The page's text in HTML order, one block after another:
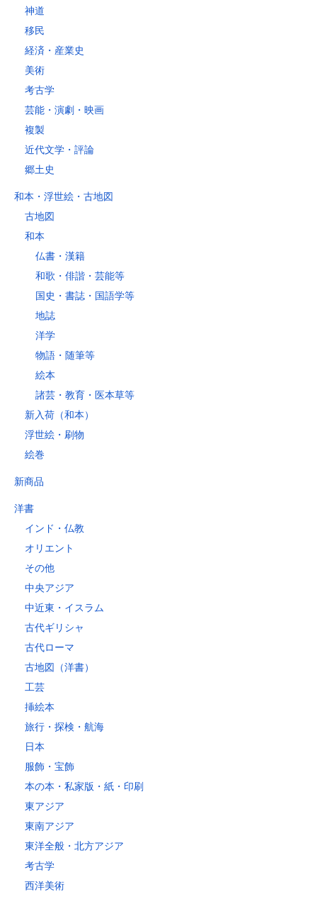
神道
移民
経済・産業史
美術
考古学
芸能・演劇・映画
複製
近代文学・評論
郷土史
和本・浮世絵・古地図
古地図
和本
仏書・漢籍
和歌・俳諧・芸能等
国史・書誌・国語学等
地誌
洋学
物語・随筆等
絵本
諸芸・教育・医本草等
新入荷（和本）
浮世絵・刷物
絵巻
新商品
洋書
インド・仏教
オリエント
その他
中央アジア
中近東・イスラム
古代ギリシャ
古代ローマ
古地図（洋書）
工芸
挿絵本
旅行・探検・航海
日本
服飾・宝飾
本の本・私家版・紙・印刷
東アジア
東南アジア
東洋全般・北方アジア
考古学
西洋美術